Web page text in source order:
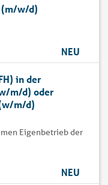
(m/w/d)
NEU
in der
m/d) oder
m/d)
Eigenbetrieb der
NEU